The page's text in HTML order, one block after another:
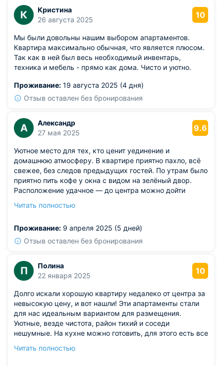
К
Кристина
26 августа 2025
10
Мы были довольны нашим выбором апартаментов.
Квартира максимально обычная, что является плюсом.
Так как в ней был весь необходимый инвентарь,
техника и мебель - прямо как дома. Чисто и уютно.
Проживание: 19 августа 2025 (4 дня)
Отзыв оставлен без бронирования
А
Александр
27 мая 2025
9.6
Уютное место для тех, кто ценит уединение и
домашнюю атмосферу. В квартире приятно пахло, всё
свежее, без следов предыдущих гостей. По утрам было
приятно пить кофе у окна с видом на зелёный двор.
Расположение удачное — до центра можно дойти
быстро, без ожиданий, с вежливым сопровождением.
совмещал поездку с удалённой работой. Тишина в доме
особенно порадовала после шумного дня.
вечером — в зоне кухни было слегка темновато.
Читать полностью
Проживание: 9 апреля 2025 (5 дней)
Отзыв оставлен без бронирования
П
Полина
22 января 2025
10
Долго искали хорошую квартиру недалеко от центра за
невысокую цену, и вот нашли! Эти апартаменты стали
для нас идеальным вариантом для размещения.
Уютные, везде чистота, район тихий и соседи
нешумные. На кухне можно готовить, для этого есть все
хорошая стиральная машинка, нам также выдали
Читать полностью